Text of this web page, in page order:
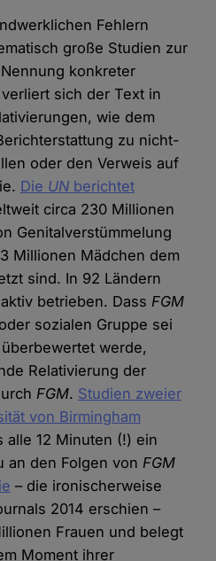
Fehlern
große Studien zur
konkreter
sich der Text in
wie dem
zu nicht-
oder den Verweis auf
Die UN berichtet
circa 230 Millionen
Genitalverstümmelung
Millionen Mädchen dem
sind. In 92 Ländern
aktiv betrieben. DassFGM
sozialen Gruppe sei
werde,
Relativierung der
FGM. Studien zweier
von Birmingham
alle 12 Minuten (!) ein
an den Folgen vonFGM
– die ironischerweise
2014 erschien –
Frauen und belegt
Moment ihrer